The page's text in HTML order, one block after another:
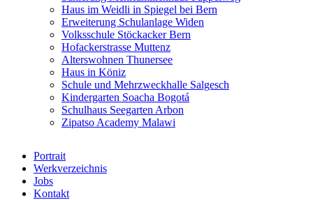
Haus im Weidli in Spiegel bei Bern
Erweiterung Schulanlage Widen
Volksschule Stöckacker Bern
Hofackerstrasse Muttenz
Alterswohnen Thunersee
Haus in Köniz
Schule und Mehrzweckhalle Salgesch
Kindergarten Soacha Bogotá
Schulhaus Seegarten Arbon
Zipatso Academy Malawi
Portrait
Werkverzeichnis
Jobs
Kontakt